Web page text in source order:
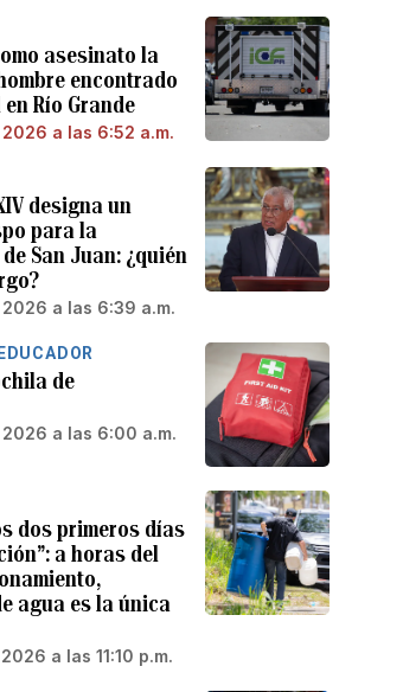
asesinato la
encontrado
Río Grande
a las 6:52 a.m.
designa un
para la
San Juan: ¿quién
a las 6:39 a.m.
de
a las 6:00 a.m.
dos primeros días
a horas del
agua es la única
a las 11:10 p.m.